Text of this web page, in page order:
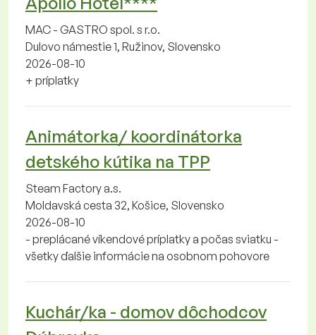
MAC - GASTRO spol. s r.o.
Dulovo námestie 1, Ružinov, Slovensko
2026-08-10
+ príplatky
Animátorka/ koordinátorka
detského kútika na TPP
Steam Factory a.s.
Moldavská cesta 32, Košice, Slovensko
2026-08-10
- preplácané víkendové príplatky a počas sviatku -
všetky ďalšie informácie na osobnom pohovore
Kuchár/ka - domov dôchodcov